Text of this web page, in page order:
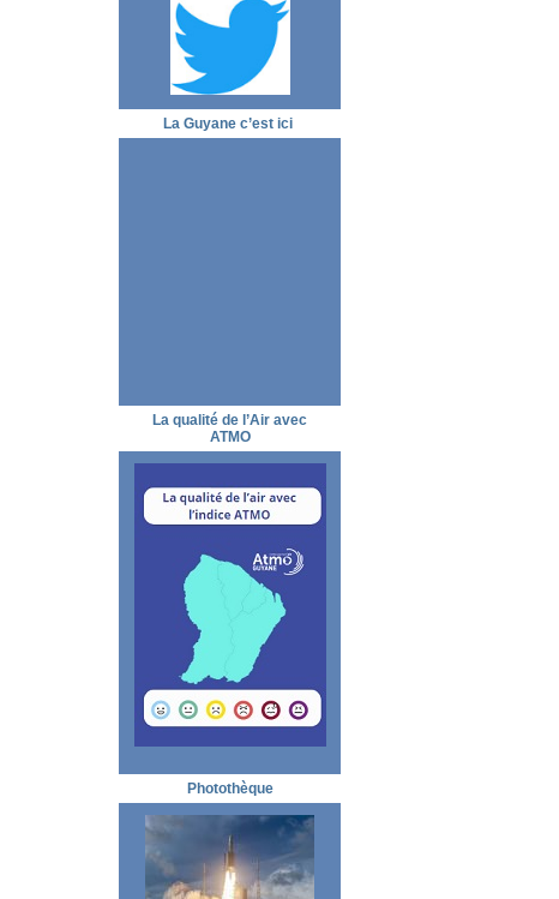
La Guyane c’est ici
La qualité de l’Air avec
ATMO
Photothèque